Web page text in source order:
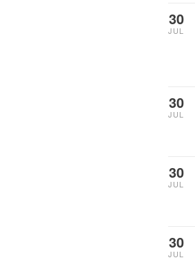
30
JUL
30
JUL
30
JUL
30
JUL